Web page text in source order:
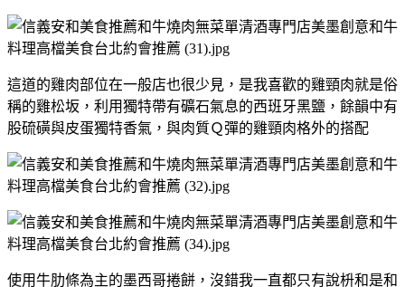
這道的雞肉部位在一般店也很少見，是我喜歡的雞頸肉就是俗
稱的雞松坂，利用獨特帶有礦石氣息的西班牙黑鹽，餘韻中有
股硫磺與皮蛋獨特香氣，與肉質Ｑ彈的雞頸肉格外的搭配
使用牛肋條為主的墨西哥捲餅，沒錯我一直都只有說枡和是和